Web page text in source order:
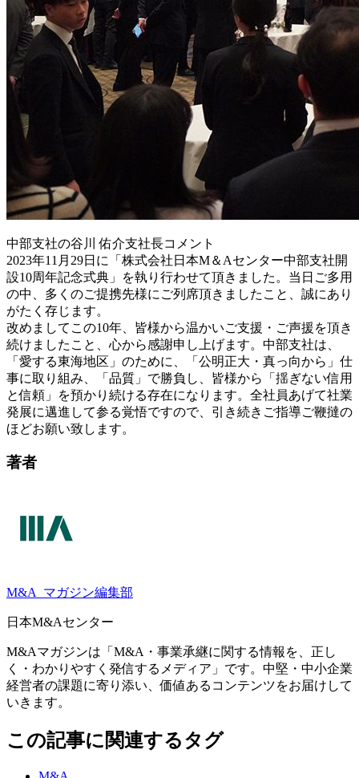
中部支社の谷川 佑介支社長コメント
2023年11月29日に「株式会社日本M＆Aセンター中部支社開
設10周年記念式典」を執り行わせて頂きました。当日ご多用
の中、多くのご提携先様にご列席頂きましたこと、誠にあり
がたく存じます。
改めましてこの10年、皆様から温かいご支援・ご声援を頂き
続けましたこと、心から感謝申し上げます。中部支社は、
「愛する東海地区」のために、「公明正大・真っ向から」仕
事に取り組み、「品質」で勝負し、皆様から「揺ぎない信用
と信頼」を預かり続ける存在になります。全社員あげて社業
発展に邁進して参る覚悟ですので、引き続きご指導ご鞭撻の
ほどお願い致します。
著者
M&A マガジン編集部
日本M&Aセンター
M&Aマガジンは「M&A・事業承継に関する情報を、正し
く・わかりやすく発信するメディア」です。中堅・中小企業
経営者の課題に寄り添い、価値あるコンテンツをお届けして
いきます。
この記事に関連するタグ